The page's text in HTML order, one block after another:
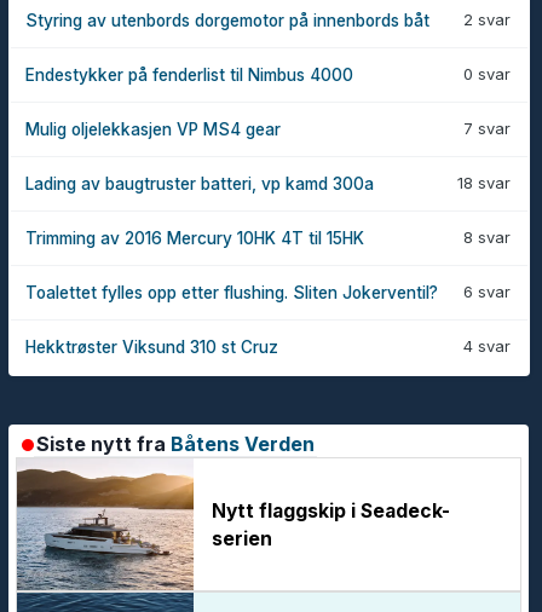
2 svar
Styring av utenbords dorgemotor på innenbords båt
0 svar
Endestykker på fenderlist til Nimbus 4000
7 svar
Mulig oljelekkasjen VP MS4 gear
18 svar
Lading av baugtruster batteri, vp kamd 300a
8 svar
Trimming av 2016 Mercury 10HK 4T til 15HK
6 svar
Toalettet fylles opp etter flushing. Sliten Jokerventil?
4 svar
Hekktrøster Viksund 310 st Cruz
Siste nytt fra Båtens Verden
Nytt flaggskip i Seadeck-
serien